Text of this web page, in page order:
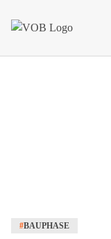
#BAUPHASE